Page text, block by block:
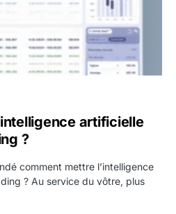
artificielle
?
comment mettre l’intelligence
? Au service du vôtre, plus